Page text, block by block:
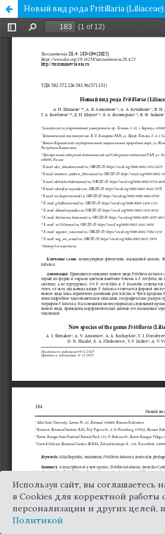
Новый вид рода Fritillaria (Liliaceae)
Используя сайт, вы соглашаетесь
в Cookies для корректной работы
персонализации и других целей,
Политикой